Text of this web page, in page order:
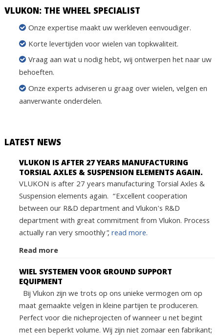
VLUKON: THE WHEEL SPECIALIST
Onze expertise maakt uw werkleven eenvoudiger.
Korte levertijden voor wielen van topkwaliteit.
Vraag aan wat u nodig hebt, wij ontwerpen het naar uw
behoeften.
Onze experts adviseren u graag over wielen, velgen en
aanverwante onderdelen.
LATEST NEWS
VLUKON IS AFTER 27 YEARS MANUFACTURING
TORSIAL AXLES & SUSPENSION ELEMENTS AGAIN.
VLUKON is after 27 years manufacturing Torsial Axles &
Suspension elements again. “Excellent cooperation
between our R&D department and Vlukon's R&D
department with great commitment from Vlukon. Process
actually ran very smoothly”,read more.
Read more
WIEL SYSTEMEN VOOR GROUND SUPPORT
EQUIPMENT
Bij Vlukon zijn we trots op ons unieke vermogen om op
maat gemaakte velgen in kleine partijen te produceren.
Perfect voor die nicheprojecten of wanneer u net begint
met een beperkt volume. Wij zijn niet zomaar een fabrikant;